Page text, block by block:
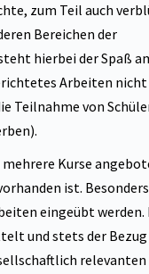
zum Teil auch
Bereichen der
hierbei der Spaß
Arbeiten nicht
Teilnahme von
Kurse
ist.
eingeübt werden.
und stets der Bezug